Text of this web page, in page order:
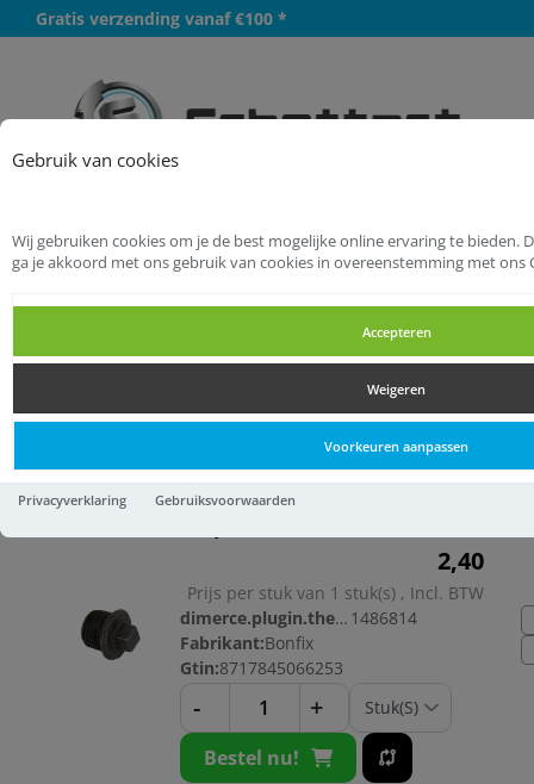
Gebruik van cookies
Wij gebruiken cookies om je de best mogelijke online ervaring te bieden.
ga je akkoord met ons gebruik van cookies in overeenstemming met ons
Accepteren
Weigeren
Voorkeuren aanpassen
Privacyverklaring Gebruiksvoorwaarden
Gratis verzending vanaf €100 *
Startpagina
Installatietechniek
Fittingen malleabel
Pluggen
Pluggen
Pluggen
BONFIX 832110 malleable
2,40
Prijs per stuk van 1 stuk(s) , Incl. BTW
dimerce.plugin.theme.productnr: 1486814
Fabrikant:Bonfix
Gtin:8717845066253
- +
Bestel nu!